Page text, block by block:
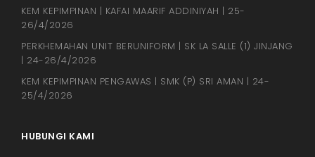
KEM KEPIMPINAN | KAFAI MAARIF ADDINIYAH | 25-
26/4/2026
PERKHEMAHAN UNIT BERUNIFORM | SK LA SALLE (1) JINJANG
| 24-26/4/2026
KEM KEPIMPINAN PENGAWAS | SMK (P) SRI AMAN | 24-
25/4/2026
HUBUNGI KAMI